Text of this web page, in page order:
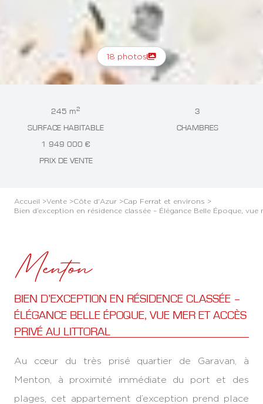
18 photos
245 m2
SURFACE HABITABLE
3
CHAMBRES
1 949 000 €
PRIX DE VENTE
Accueil >Vente >Côte d'Azur >Cap Ferrat et environs >
Bien d’exception en résidence classée – Élégance Belle Époque,
Menton
BIEN D’EXCEPTION EN RÉSIDENCE CLASSÉE –
ÉLÉGANCE BELLE ÉPOQUE, VUE MER ET ACCÈS
PRIVÉ AU LITTORAL
Au cœur du très prisé quartier de Garavan, à
Menton, à proximité immédiate du port et des
plages, cet appartement d’exception prend place